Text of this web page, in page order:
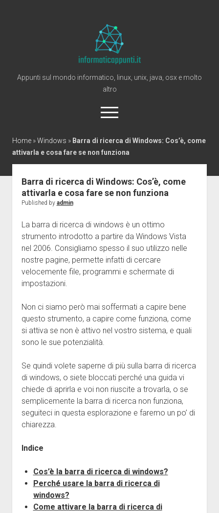
Informaticappunti
Appunti sul mondo informatico, linux, unix, java, osx e molto
altro
open
menu
twitter
Home
Windows
Linux
Java
Disclaimer
Home»Windows » Barra di ricerca di Windows: Cos’è, come
attivarla e cosa fare se non funziona
Barra di ricerca di Windows: Cos’è, come
attivarla e cosa fare se non funziona
Published by admin
La barra di ricerca di windows è un ottimo
strumento introdotto a partire da Windows Vista
nel 2006. Consigliamo spesso il suo utilizzo nelle
nostre pagine, permette infatti di cercare
velocemente file, programmi e schermate di
impostazioni.
Non ci siamo però mai soffermati a capire bene
questo strumento, a capire come funziona, come
si attiva se non è attivo nel vostro sistema, e quali
sono le sue potenzialità.
Se quindi volete saperne di più sulla barra di ricerca
di windows, o siete bloccati perché una guida vi
chiede di aprirla e voi non riuscite a trovarla, o se
semplicemente la barra di ricerca non funziona,
seguiteci in questa esplorazione e faremo un po’ di
chiarezza.
Indice
Cos’è la barra di ricerca di windows?
Perché usare la barra di ricerca di
windows?
Come attivare la barra di ricerca di